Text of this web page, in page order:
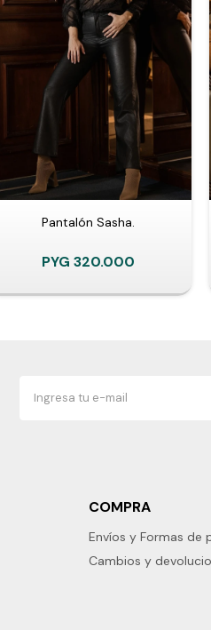
Pantalón Sasha.
PYG 320.000
COMPRA
Envíos y Formas de
Cambios y